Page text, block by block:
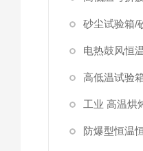
砂尘试验箱/
电热鼓风恒
高低温试验
工业 高温烘
防爆型恒温